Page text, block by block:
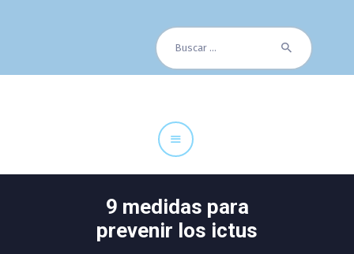
Buscar:
9 medidas para
prevenir los ictus
Cuadro Médico
Especialidades